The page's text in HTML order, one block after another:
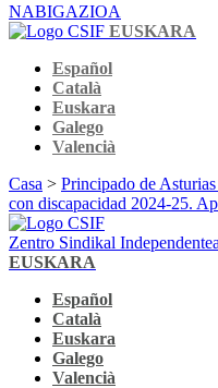
NABIGAZIOA
EUSKARA
Español
Català
Euskara
Galego
Valencià
Casa > Principado de
con discapacidad 2024-25.
Zentro Sindikal
EUSKARA
Español
Català
Euskara
Galego
Valencià